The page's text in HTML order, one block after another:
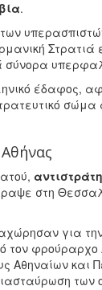
.
σύνορα
έδαφος,
στη
για
τον
Αθηναίων